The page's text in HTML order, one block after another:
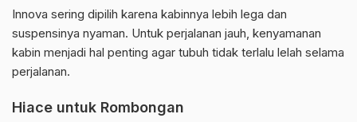
Innova sering dipilih karena kabinnya lebih lega dan
suspensinya nyaman. Untuk perjalanan jauh, kenyamanan
kabin menjadi hal penting agar tubuh tidak terlalu lelah selama
perjalanan.
Hiace untuk Rombongan